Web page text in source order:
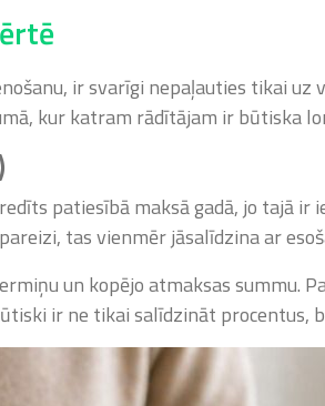
ir svarīgi nepaļauties tikai
kur katram rādītājam ir būtiska
patiesībā maksā gadā, jo tajā ir
tas vienmēr jāsalīdzina ar
un kopējo atmaksas summu.
ir ne tikai salīdzināt procentus,